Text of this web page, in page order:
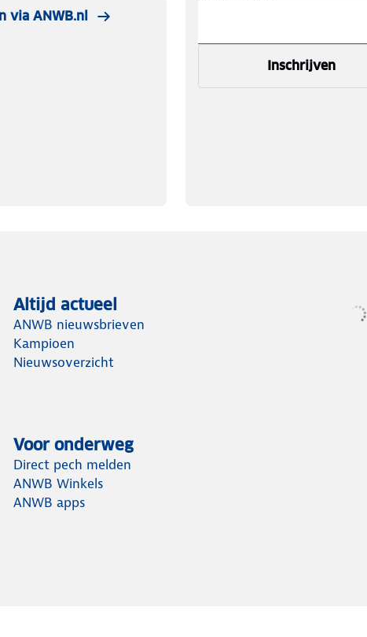
via ANWB.nl
Inschrijven
Altijd actueel
ANWB nieuwsbrieven
Kampioen
Nieuwsoverzicht
Voor onderweg
Direct pech melden
ANWB Winkels
ANWB apps